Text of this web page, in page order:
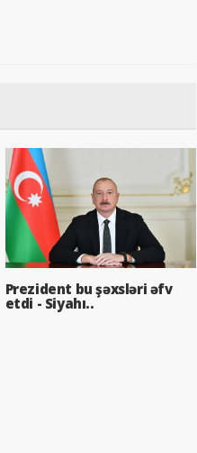
Prezident bu şəxsləri əfv
etdi - Siyahı..